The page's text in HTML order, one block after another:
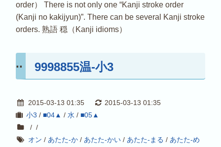
order） There is not only one “Kanji stroke order
(Kanji no kakijyun)”. There can be several Kanji stroke
orders. 熟語 穏（Kanji idioms）
9998855温-小3
2015-03-13 01:35
2015-03-13 01:35
小3 / ■04▲ / 水 / ■05▲
/ /
オン / あたた-か / あたた-かい / あたた-まる / あたた-め